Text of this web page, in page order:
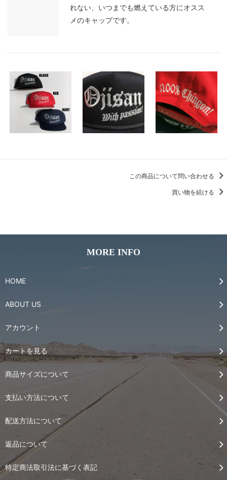
れない、いつまでも燃えている方にオスス
メのキャップです。
この商品について問い合わせる
買い物を続ける
MORE INFO
HOME
ABOUT US
アカウント
カートを見る
商品サイズについて
支払い方法について
配送方法について
返品について
特定商法取引法に基づく表記